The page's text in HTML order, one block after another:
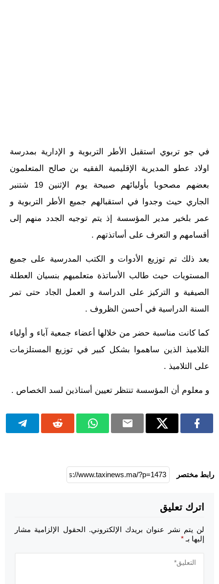
في جو تربوي استقبل الأطر التربوية و الإدارية بمدرسة
اولاد عطو المديرية الإقليمية الفقيه بن صالح المتعلمون
بعضهم مصحوبا بأوليائهم صبيحة يوم الإثنين 19 شتنبر
الجاري حيث وجدوا في استقبالهم جميع الأطر التربوية و
عمر بلخير مدير المؤسسة إذ يتم توجيه الجدد منهم إلى
أقسامهم و التعرف على أساتذتهم .
بعد ذلك تم توزيع الأدوات و الكتب المدرسية على جميع
المستويات حيث طالب الأساتذة متعلميهم بنسيان العطلة
الصيفية و التركيز على الدراسة و العمل الجاد حتى تمر
السنة الدراسية في أحسن الظروف .
كما كانت مناسبة حضر من خلالها أعضاء جمعية آباء و أولياء
التلاميذ الذين ساهموا بشكل كبير في توزيع المستلزمات
على التلاميذ .
و معلوم أن المؤسسة تنتظر تعيين أستاذين لسد الخصاص .
رابط مختصر
اترك تعليق
لن يتم نشر عنوان بريدك الإلكتروني. الحقول الإلزامية مشار
إليها بـ *